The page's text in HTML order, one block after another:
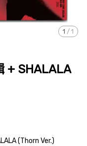
1 / 1
+ SHALALA
(Thorn Ver.)